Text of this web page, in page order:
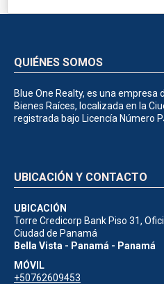
QUIÉNES SOMOS
Blue One Realty, es una empresa
Bienes Raíces, localizada en la
registrada bajo Licencía Número
UBICACIÓN Y CONTACTO
UBICACIÓN
Torre Credicorp Bank Piso 31,
Ciudad de Panamá
Bella Vista - Panamá - Panamá
MÓVIL
+50762609453